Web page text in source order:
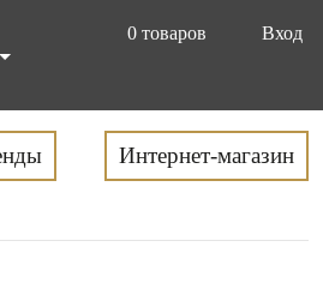
0 товаров
Вход
Интернет-магазин